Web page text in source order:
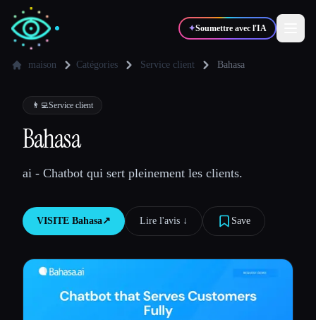
✦Soumettre avec l'IA
✍️Auteurs
💻
Blog
maison Catégories Service client Bahasa
👨‍💻Service client
Bahasa
ai - Chatbot qui sert pleinement les clients.
VISITE Bahasa↗︎ Lire l'avis ↓︎ Save